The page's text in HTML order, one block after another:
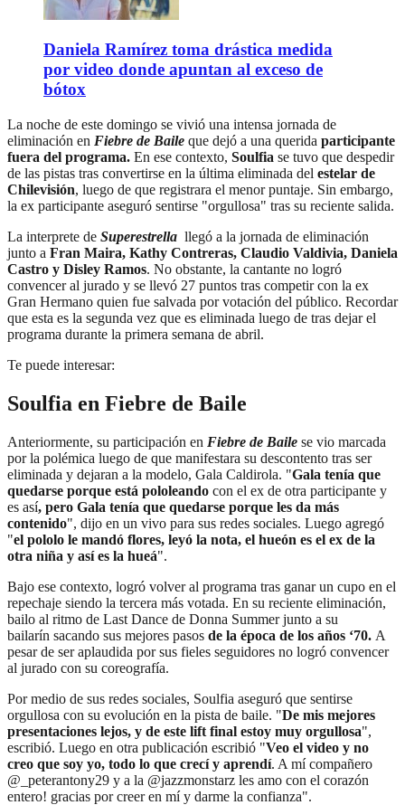
Daniela Ramírez toma drástica medida
por video donde apuntan al exceso de
bótox
La noche de este domingo se vivió una intensa jornada de
eliminación en Fiebre de Baile que dejó a una querida participante
fuera del programa. En ese contexto, Soulfia se tuvo que despedir
de las pistas tras convertirse en la última eliminada del estelar de
Chilevisión, luego de que registrara el menor puntaje. Sin embargo,
la ex participante aseguró sentirse "orgullosa" tras su reciente salida.
La interprete de Superestrella llegó a la jornada de eliminación
junto a Fran Maira, Kathy Contreras, Claudio Valdivia, Daniela
Castro y Disley Ramos. No obstante, la cantante no logró
convencer al jurado y se llevó 27 puntos tras competir con la ex
Gran Hermano quien fue salvada por votación del público. Recordar
que esta es la segunda vez que es eliminada luego de tras dejar el
programa durante la primera semana de abril.
Te puede interesar:
Soulfia en Fiebre de Baile
Anteriormente, su participación en Fiebre de Baile se vio marcada
por la polémica luego de que manifestara su descontento tras ser
eliminada y dejaran a la modelo, Gala Caldirola. "Gala tenía que
quedarse porque está pololeando con el ex de otra participante y
es así, pero Gala tenía que quedarse porque les da más
contenido", dijo en un vivo para sus redes sociales. Luego agregó
"el pololo le mandó flores, leyó la nota, el hueón es el ex de la
otra niña y así es la hueá".
Bajo ese contexto, logró volver al programa tras ganar un cupo en el
repechaje siendo la tercera más votada. En su reciente eliminación,
bailo al ritmo de Last Dance de Donna Summer junto a su
bailarín sacando sus mejores pasos de la época de los años ‘70. A
pesar de ser aplaudida por sus fieles seguidores no logró convencer
al jurado con su coreografía.
Por medio de sus redes sociales, Soulfia aseguró que sentirse
orgullosa con su evolución en la pista de baile. "De mis mejores
presentaciones lejos, y de este lift final estoy muy orgullosa",
escribió. Luego en otra publicación escribió "Veo el video y no
creo que soy yo, todo lo que crecí y aprendí. A mí compañero
@_peterantony29 y a la @jazzmonstarz les amo con el corazón
entero! gracias por creer en mí y darme la confianza".